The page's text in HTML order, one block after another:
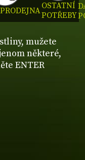
PRODEJNAOSTATNÍ
POTŘEBY
mužete
některé,
ENTER